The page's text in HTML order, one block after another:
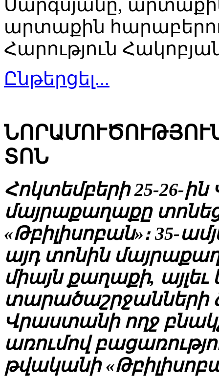
Սարգսյանը,
արտաքին
Հարություն
Ընթերցել...
ՏՈՆ
Հոկտեմբերի 25-26-
մայրաքաղաքը
«Թբիլիսոբան»։ 35-
այդ տոնին
միայն քաղաքի, այլեւ
տարածաշրջանների
Վրաստանի ողջ
առումով
թվականի